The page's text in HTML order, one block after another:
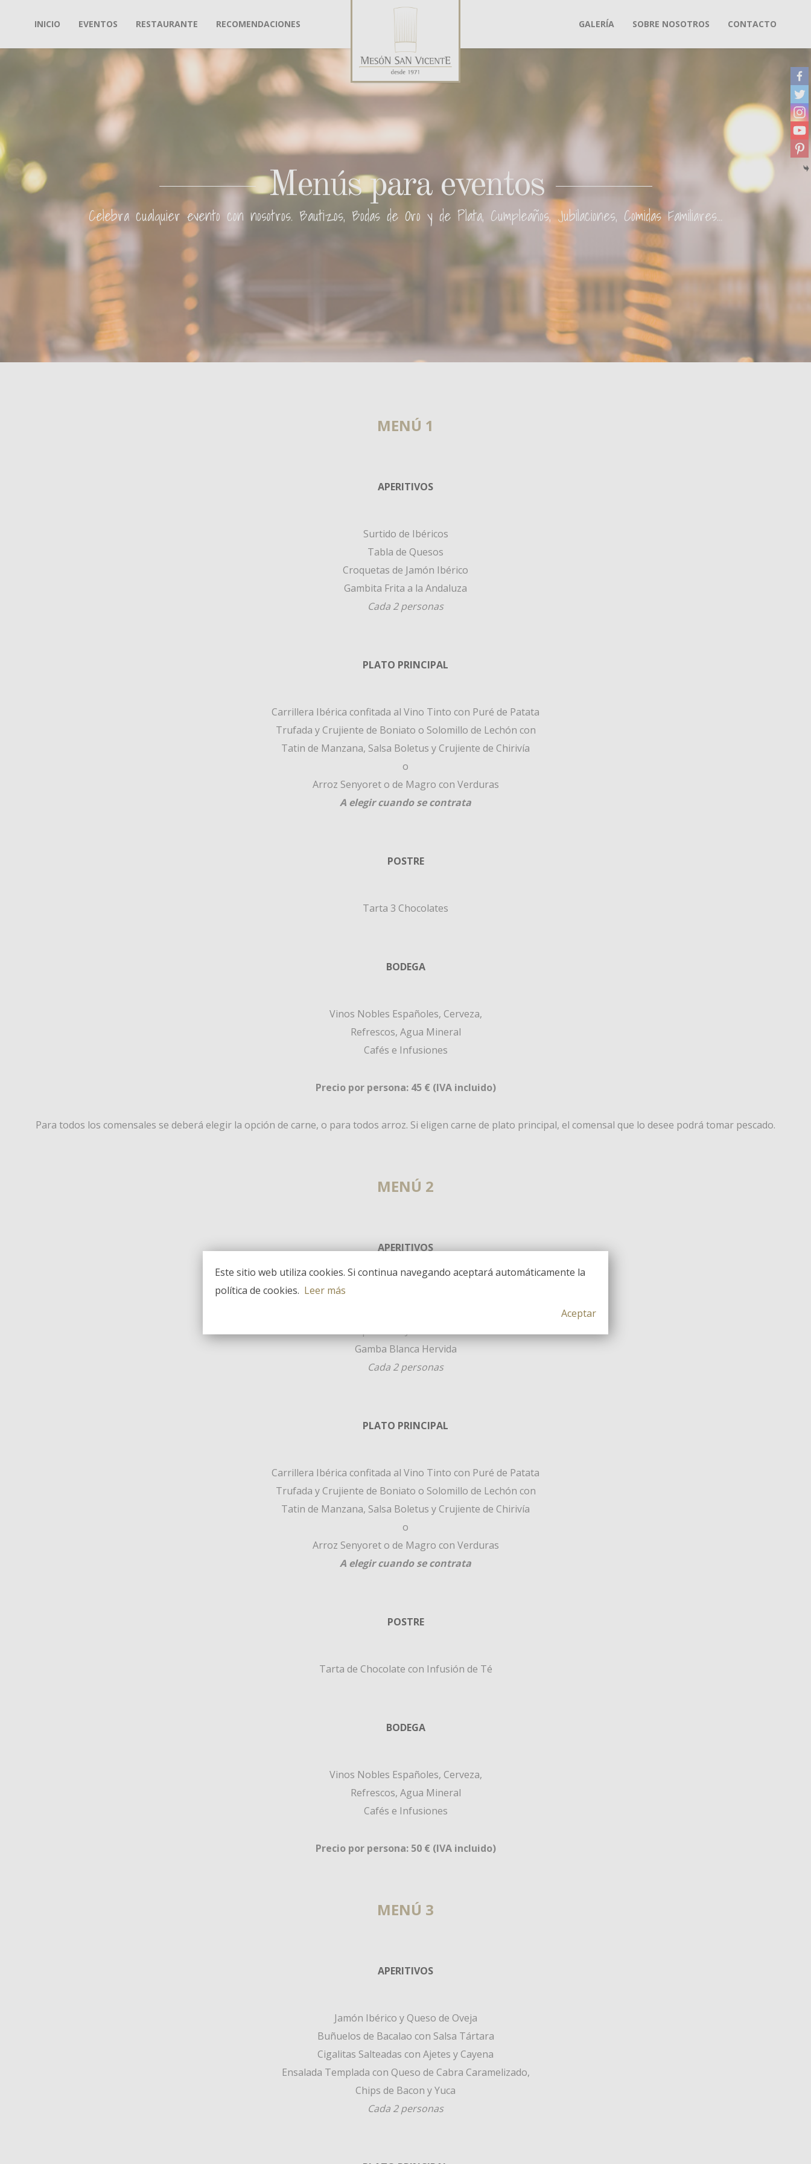
INICIO EVENTOS RESTAURANTE RECOMENDACIONES GALERÍA SOBRE NOSOTROS CONTACTO
Menús para eventos
Celebra cualquier evento con nosotros. Bautizos, Bodas de Oro y de Plata, Cumpleaños, Jubilaciones, Comidas Familiares…
MENÚ 1
APERITIVOS
Surtido de Ibéricos
Tabla de Quesos
Croquetas de Jamón Ibérico
Gambita Frita a la Andaluza
Cada 2 personas
PLATO PRINCIPAL
Carrillera Ibérica confitada al Vino Tinto con Puré de Patata
Trufada y Crujiente de Boniato o Solomillo de Lechón con
Tatin de Manzana, Salsa Boletus y Crujiente de Chirivía
o
Arroz Senyoret o de Magro con Verduras
A elegir cuando se contrata
POSTRE
Tarta 3 Chocolates
BODEGA
Vinos Nobles Españoles, Cerveza,
Refrescos, Agua Mineral
Cafés e Infusiones
Precio por persona: 45 € (IVA incluido)
Para todos los comensales se deberá elegir la opción de carne, o para todos arroz. Si eligen carne de plato principal, el comensal que lo desee podrá tomar pescado.
MENÚ 2
APERITIVOS
Gamba Blanca Hervida
Cada 2 personas
PLATO PRINCIPAL
Carrillera Ibérica confitada al Vino Tinto con Puré de Patata
Trufada y Crujiente de Boniato o Solomillo de Lechón con
Tatin de Manzana, Salsa Boletus y Crujiente de Chirivía
o
Arroz Senyoret o de Magro con Verduras
A elegir cuando se contrata
POSTRE
Tarta de Chocolate con Infusión de Té
BODEGA
Vinos Nobles Españoles, Cerveza,
Refrescos, Agua Mineral
Cafés e Infusiones
Precio por persona: 50 € (IVA incluido)
MENÚ 3
APERITIVOS
Jamón Ibérico y Queso de Oveja
Buñuelos de Bacalao con Salsa Tártara
Cigalitas Salteadas con Ajetes y Cayena
Ensalada Templada con Queso de Cabra Caramelizado,
Chips de Bacon y Yuca
Cada 2 personas
Este sitio web utiliza cookies. Si continua navegando aceptará automáticamente la
política de cookies. Leer más
Aceptar